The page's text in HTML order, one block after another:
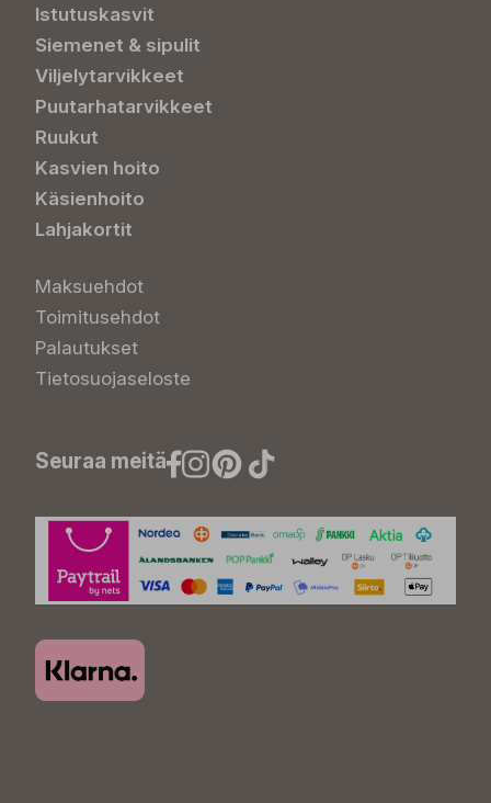
Istutuskasvit
Siemenet & sipulit
Viljelytarvikkeet
Puutarhatarvikkeet
Ruukut
Kasvien hoito
Käsienhoito
Lahjakortit
Maksuehdot
Toimitusehdot
Palautukset
Tietosuojaseloste
Seuraa meitä